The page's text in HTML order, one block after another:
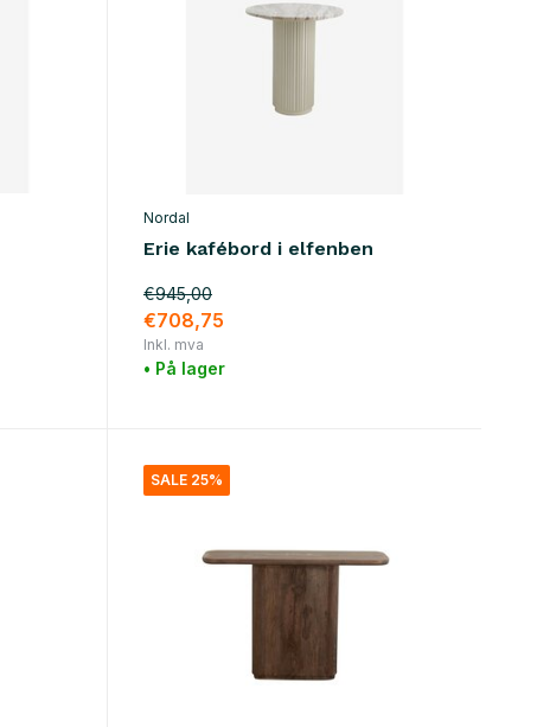
Nordal
Erie kafébord i elfenben
€945,00
€708,75
Inkl. mva
• På lager
SALE 25%